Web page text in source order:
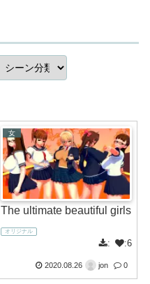
女
The ultimate beautiful girls
オリジナル
: :6
2020.08.26 jon 0